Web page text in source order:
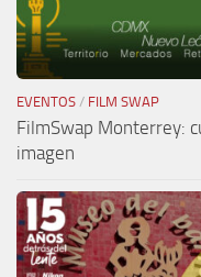
EVENTOS / FILM SWAP
FilmSwap Monterrey:
imagen